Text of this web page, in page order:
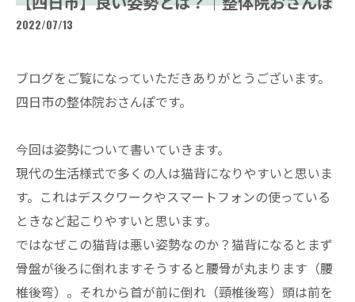
2022/07/13
ブログをご覧になっていただきありがとうございます。
四日市の整体院おさんぽです。
今回は姿勢について書いていきます。
現代の生活様式で多くの人は猫背になりやすいと思いま
す。これはデスクワークやスマートフォンの使っている
ときなど起こりやすいと思います。
ではなぜこの猫背は悪い姿勢なのか？猫背になるとまず
骨盤が後ろに倒れますそうすると腰骨が丸まります（腰
椎後弯）。それから首が前に倒れ（頸椎後弯）頭は前を